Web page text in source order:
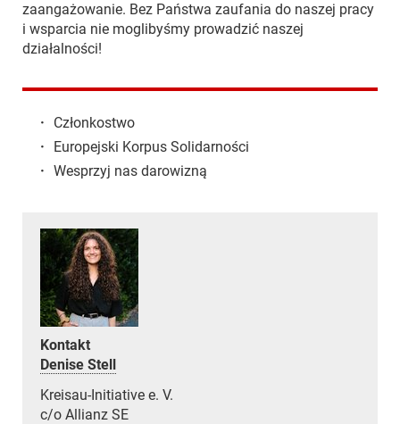
zaangażowanie. Bez Państwa zaufania do naszej pracy
i wsparcia nie moglibyśmy prowadzić naszej
działalności!
·
Członkostwo
·
Europejski Korpus Solidarności
· Wesprzyj nas darowizną
Kontakt
Denise Stell
Kreisau-Initiative e. V.
c/o Allianz SE